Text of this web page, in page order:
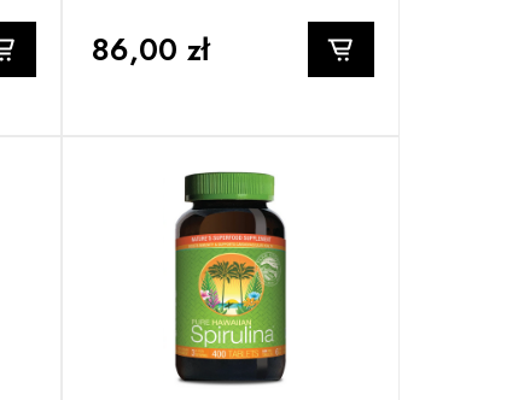
86,00 zł